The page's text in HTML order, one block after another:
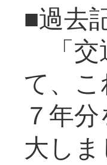
■過去
「交
て、
７年
大